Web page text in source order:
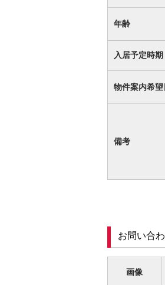
年齢
入居予定時期
物件案内希望
備考
お問い合
画像